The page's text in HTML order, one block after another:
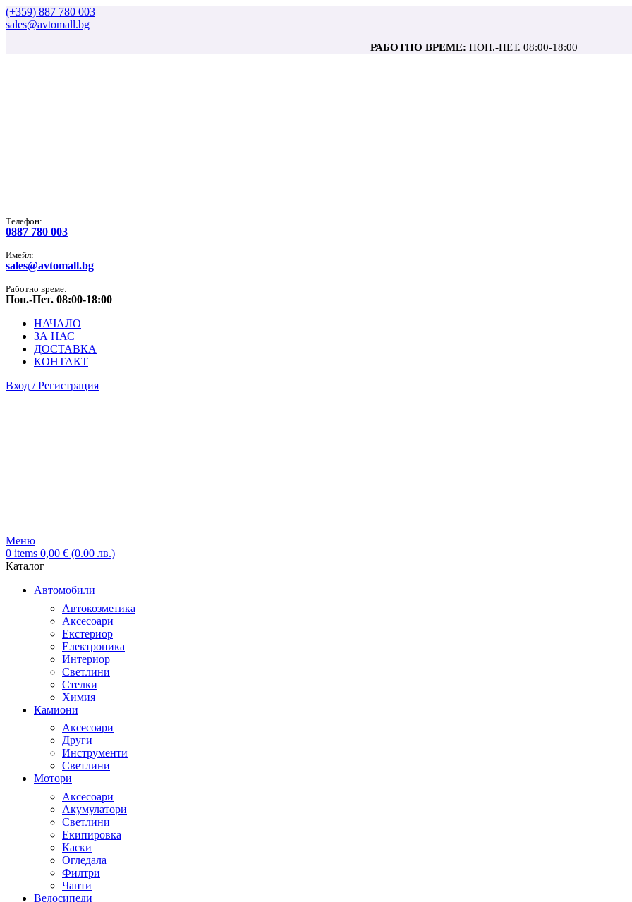
(+359) 887 780 003
sales@avtomall.bg
РАБОТНО ВРЕМЕ: ПОН.-ПЕТ. 08:00-18:00
Tелефон:
0887 780 003
Имейл:
sales@avtomall.bg
Работно време:
Пон.-Пет. 08:00-18:00
НАЧАЛО
ЗА НАС
ДОСТАВКА
КОНТАКТ
Вход / Регистрация
Меню
0 items 0,00 € (0.00 лв.)
Каталог
Автомобили
Автокозметика
Аксесоари
Екстериор
Електроника
Интериор
Светлини
Стелки
Химия
Камиони
Аксесоари
Други
Инструменти
Светлини
Мотори
Аксесоари
Акумулатори
Светлини
Екипировка
Каски
Огледала
Филтри
Чанти
Велосипеди